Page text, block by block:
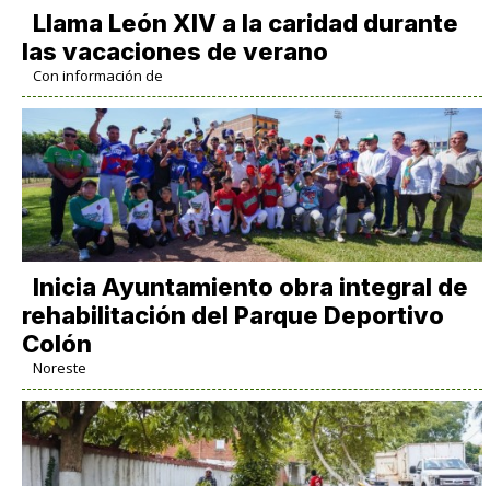
Llama León XIV a la caridad durante
las vacaciones de verano
Con información de
Inicia Ayuntamiento obra integral de
rehabilitación del Parque Deportivo
Colón
Noreste